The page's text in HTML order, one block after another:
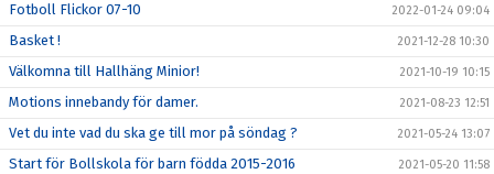
Fotboll Flickor 07-10 2022-01-24 09:04
Basket ! 2021-12-28 10:30
Välkomna till Hallhäng Minior! 2021-10-19 10:15
Motions innebandy för damer. 2021-08-23 12:51
Vet du inte vad du ska ge till mor på söndag ? 2021-05-24 13:07
Start för Bollskola för barn födda 2015-2016 2021-05-20 11:58